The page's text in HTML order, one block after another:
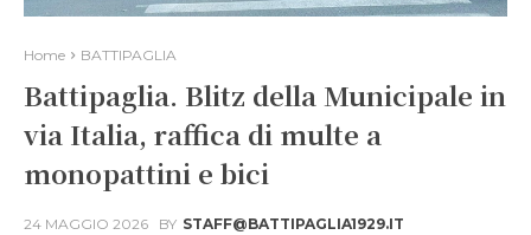
Home BATTIPAGLIA
Battipaglia. Blitz della Municipale in
via Italia, raffica di multe a
monopattini e bici
24 MAGGIO 2026 BY STAFF@BATTIPAGLIA1929.IT